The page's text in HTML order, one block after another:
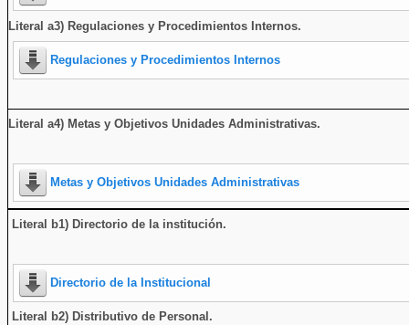
Literal a3) Regulaciones y Procedimientos Internos.
Regulaciones y Procedimientos Internos
Literal a4) Metas y Objetivos Unidades Administrativas.
Metas y Objetivos Unidades Administrativas
Literal b1) Directorio de la institución.
Directorio de la Institucional
Literal b2) Distributivo de Personal.